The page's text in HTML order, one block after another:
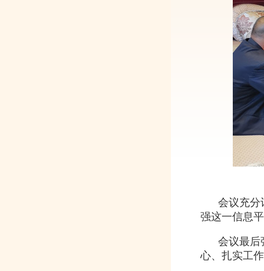
会议充分讨
强这一信息
会议最后强
心、扎实工